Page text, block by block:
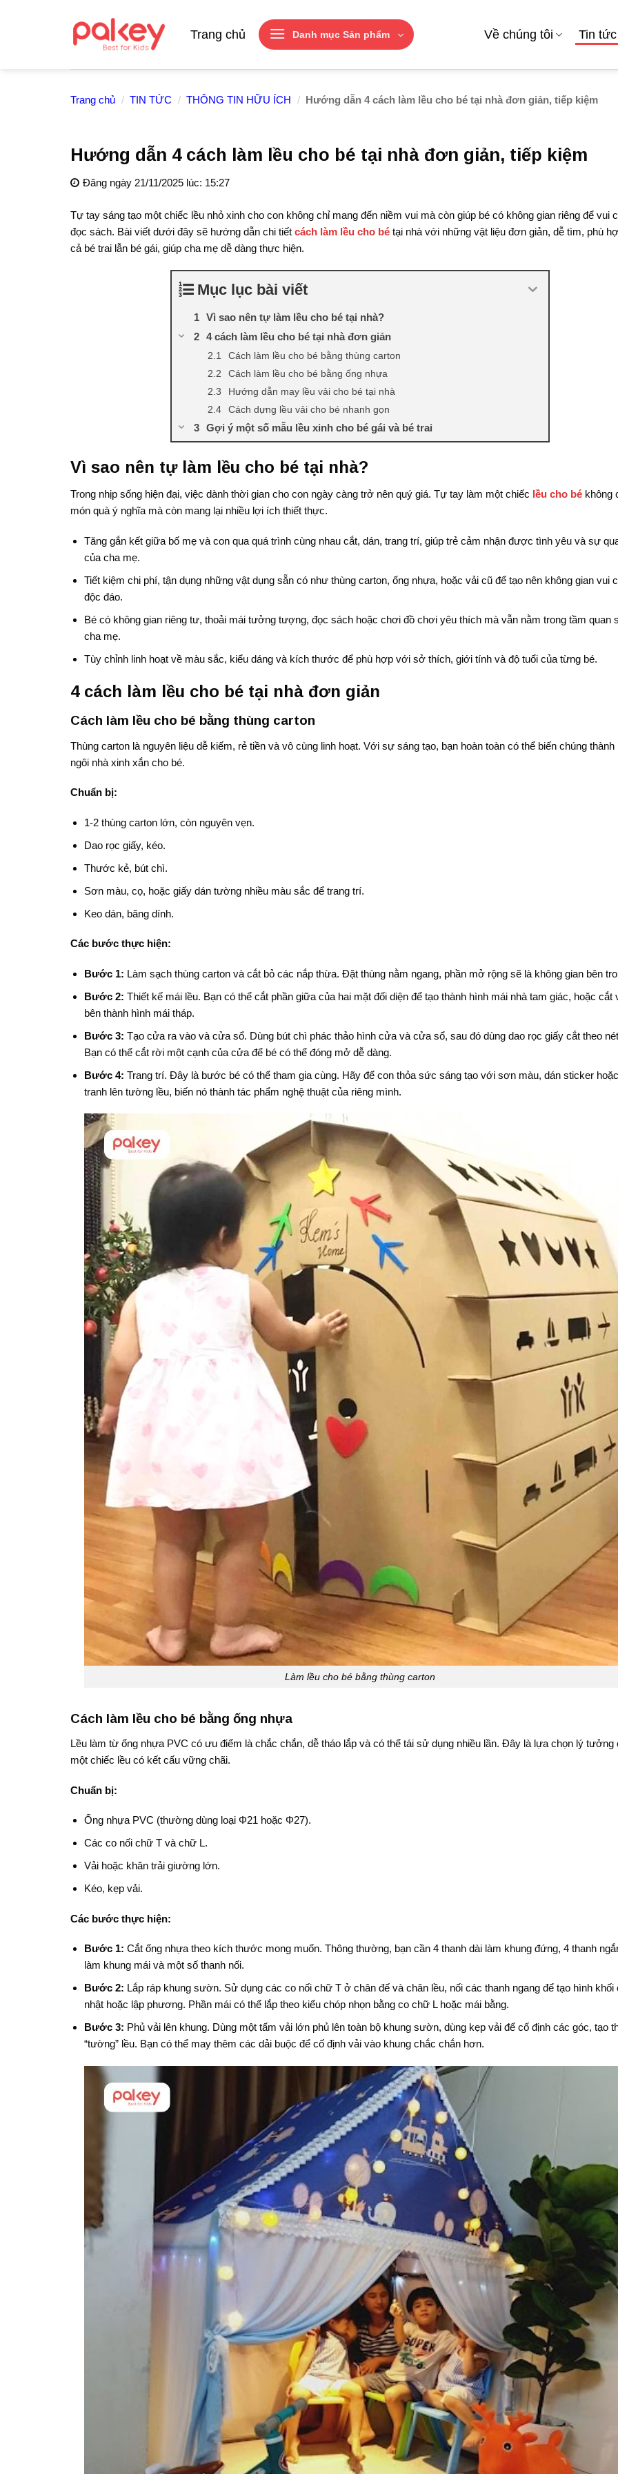
Trang chủ Danh mục Sản phẩm Về chúng tôi Tin tức
Trang chủ / TIN TỨC / THÔNG TIN HỮU ÍCH / Hướng dẫn 4 cách làm lều cho bé tại nhà đơn giản, tiếp kiệm
Hướng dẫn 4 cách làm lều cho bé tại nhà đơn giản, tiếp kiệm
Đăng ngày 21/11/2025 lúc: 15:27
Tự tay sáng tạo một chiếc lều nhỏ xinh cho con không chỉ mang đến niềm vui mà còn giúp bé có không gian riêng để vui
đọc sách. Bài viết dưới đây sẽ hướng dẫn chi tiết cách làm lều cho bé tại nhà với những vật liệu đơn giản, dễ tìm, phù
cả bé trai lẫn bé gái, giúp cha mẹ dễ dàng thực hiện.
Mục lục bài viết
Vì sao nên tự làm lều cho bé tại nhà?
4 cách làm lều cho bé tại nhà đơn giản
Cách làm lều cho bé bằng thùng carton
Cách làm lều cho bé bằng ống nhựa
Hướng dẫn may lều vải cho bé tại nhà
Cách dựng lều vải cho bé nhanh gọn
Gợi ý một số mẫu lều xinh cho bé gái và bé trai
Thiết kế lều cho bé trai
Vì sao nên tự làm lều cho bé tại nhà?
Trong nhịp sống hiện đại, việc dành thời gian cho con ngày càng trở nên quý giá. Tự tay làm một chiếc lều cho bé không
món quà ý nghĩa mà còn mang lại nhiều lợi ích thiết thực.
Tăng gắn kết giữa bố mẹ và con qua quá trình cùng nhau cắt, dán, trang trí, giúp trẻ cảm nhận được tình yêu và sự
của cha mẹ.
Tiết kiệm chi phí, tận dụng những vật dụng sẵn có như thùng carton, ống nhựa, hoặc vải cũ để tạo nên không gian vui
độc đáo.
Bé có không gian riêng tư, thoải mái tưởng tượng, đọc sách hoặc chơi đồ chơi yêu thích mà vẫn nằm trong tầm quan
cha mẹ.
Tùy chỉnh linh hoạt về màu sắc, kiểu dáng và kích thước để phù hợp với sở thích, giới tính và độ tuổi của từng bé.
4 cách làm lều cho bé tại nhà đơn giản
Cách làm lều cho bé bằng thùng carton
Thùng carton là nguyên liệu dễ kiếm, rẻ tiền và vô cùng linh hoạt. Với sự sáng tạo, bạn hoàn toàn có thể biến chúng thành
ngôi nhà xinh xắn cho bé.
Chuẩn bị:
1-2 thùng carton lớn, còn nguyên vẹn.
Dao rọc giấy, kéo.
Thước kẻ, bút chì.
Sơn màu, cọ, hoặc giấy dán tường nhiều màu sắc để trang trí.
Keo dán, băng dính.
Các bước thực hiện:
Bước 1: Làm sạch thùng carton và cắt bỏ các nắp thừa. Đặt thùng nằm ngang, phần mở rộng sẽ là không gian bên
Bước 2: Thiết kế mái lều. Bạn có thể cắt phần giữa của hai mặt đối diện để tạo thành hình mái nhà tam giác, hoặc cắt
bên thành hình mái tháp.
Bước 3: Tạo cửa ra vào và cửa sổ. Dùng bút chì phác thảo hình cửa và cửa sổ, sau đó dùng dao rọc giấy cắt theo
Bạn có thể cắt rời một cạnh của cửa để bé có thể đóng mở dễ dàng.
Bước 4: Trang trí. Đây là bước bé có thể tham gia cùng. Hãy để con thỏa sức sáng tạo với sơn màu, dán sticker
tranh lên tường lều, biến nó thành tác phẩm nghệ thuật của riêng mình.
Làm lều cho bé bằng thùng carton
Cách làm lều cho bé bằng ống nhựa
Lều làm từ ống nhựa PVC có ưu điểm là chắc chắn, dễ tháo lắp và có thể tái sử dụng nhiều lần. Đây là lựa chọn lý tưởng
một chiếc lều có kết cấu vững chãi.
Chuẩn bị:
Ống nhựa PVC (thường dùng loại Φ21 hoặc Φ27).
Các co nối chữ T và chữ L.
Vải hoặc khăn trải giường lớn.
Kéo, kẹp vải.
Các bước thực hiện:
Bước 1: Cắt ống nhựa theo kích thước mong muốn. Thông thường, bạn cần 4 thanh dài làm khung đứng, 4 thanh
làm khung mái và một số thanh nối.
Bước 2: Lắp ráp khung sườn. Sử dụng các co nối chữ T ở chân đế và chân lều, nối các thanh ngang để tạo hình khối
nhật hoặc lập phương. Phần mái có thể lắp theo kiểu chóp nhọn bằng co chữ L hoặc mái bằng.
Bước 3: Phủ vải lên khung. Dùng một tấm vải lớn phủ lên toàn bộ khung sườn, dùng kẹp vải để cố định các góc, tạo
“tường” lều. Bạn có thể may thêm các dải buộc để cố định vải vào khung chắc chắn hơn.